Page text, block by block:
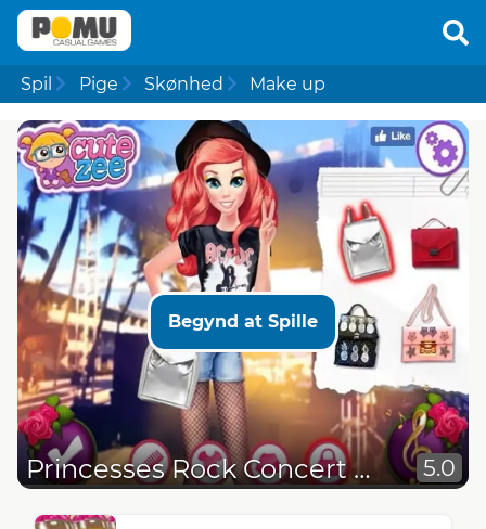
Spil Pige Skønhed Make up
Begynd at Spille
Princesses Rock Concert Style 5.0